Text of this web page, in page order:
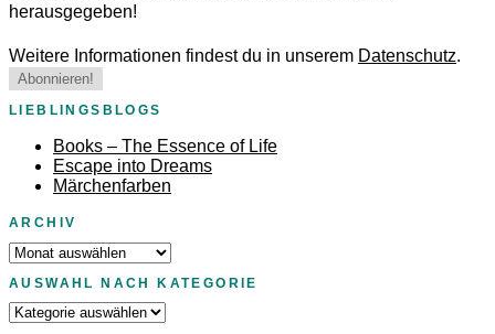
herausgegeben!
Weitere Informationen findest du in unserem Datenschutz.
LIEBLINGSBLOGS
Books – The Essence of Life
Escape into Dreams
Märchenfarben
ARCHIV
Archiv
AUSWAHL NACH KATEGORIE
Auswahl